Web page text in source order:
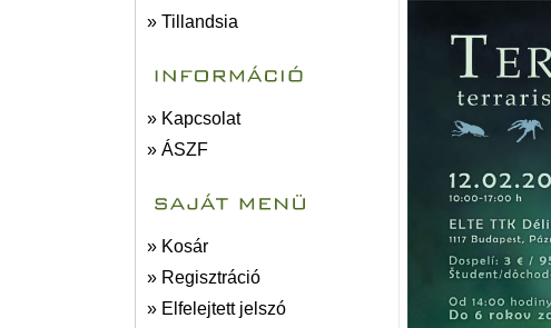
» Tillandsia
» Kapcsolat
» ÁSZF
» Kosár
» Regisztráció
» Elfelejtett jelszó